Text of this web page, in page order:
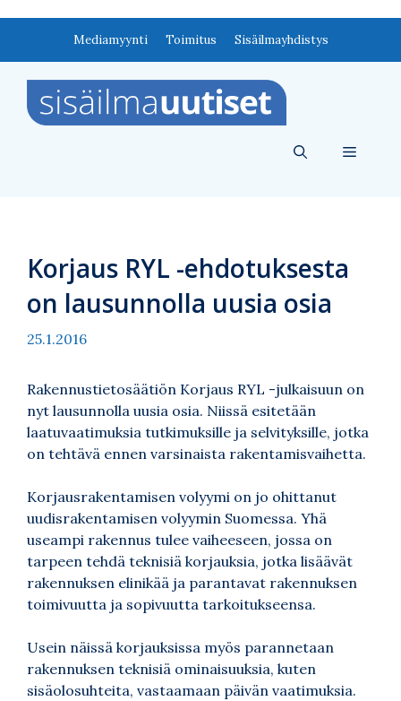
Mediamyynti Toimitus Sisäilmayhdistys
Valikko
Korjaus RYL -ehdotuksesta
on lausunnolla uusia osia
25.1.2016
Rakennustietosäätiön Korjaus RYL -julkaisuun on
nyt lausunnolla uusia osia. Niissä esitetään
laatuvaatimuksia tutkimuksille ja selvityksille, jotka
on tehtävä ennen varsinaista rakentamisvaihetta.
Korjausrakentamisen volyymi on jo ohittanut
uudisrakentamisen volyymin Suomessa. Yhä
useampi rakennus tulee vaiheeseen, jossa on
tarpeen tehdä teknisiä korjauksia, jotka lisäävät
rakennuksen elinikää ja parantavat rakennuksen
toimivuutta ja sopivuutta tarkoitukseensa.
Usein näissä korjauksissa myös parannetaan
rakennuksen teknisiä ominaisuuksia, kuten
sisäolosuhteita, vastaamaan päivän vaatimuksia.